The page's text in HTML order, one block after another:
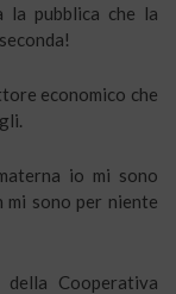
la pubblica che la
economico che
io mi sono
mi sono per niente
della Cooperativa